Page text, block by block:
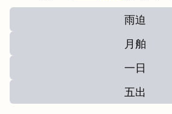
雨迫
月舶
一日
五出